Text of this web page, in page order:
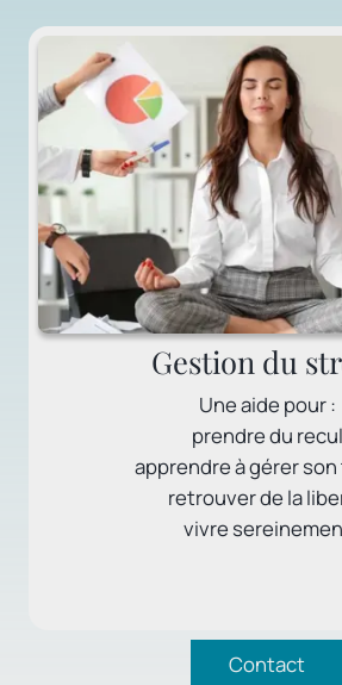
Gestion du
Une aide pour :
prendre du recul
apprendre à gérer
retrouver de la
vivre
Contact